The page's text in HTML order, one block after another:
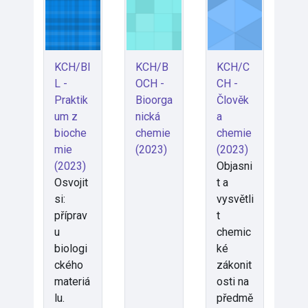
KCH/BI
L -
Praktik
um z
bioche
mie
(2023)
Osvojit
si:
příprav
u
biologi
ckého
materiá
lu.
KCH/B
OCH -
Bioorga
nická
chemie
(2023)
KCH/C
CH -
Člověk
a
chemie
(2023)
Objasni
t a
vysvětli
t
chemic
ké
zákonit
osti na
předmě